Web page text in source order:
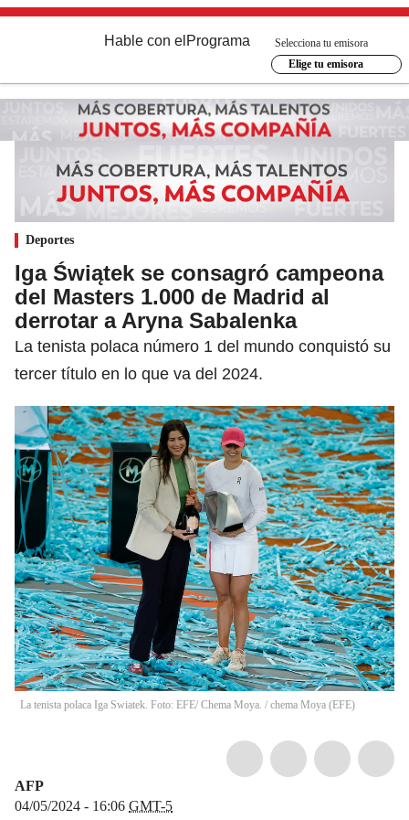
Hable con el Programa
Selecciona tu emisora
Elige tu emisora
Deportes
Iga Świątek se consagró campeona
del Masters 1.000 de Madrid al
derrotar a Aryna Sabalenka
La tenista polaca número 1 del mundo conquistó su
tercer título en lo que va del 2024.
La tenista polaca Iga Swiatek. Foto: EFE/ Chema Moya. / chema Moya (EFE)
AFP
04/05/2024 - 16:06 GMT-5